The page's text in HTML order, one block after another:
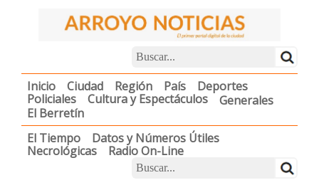
Inicio Ciudad Región País
Deportes
Policiales
Cultura y Espectáculos
Generales
El Berretín
El Tiempo
Datos y Números Útiles
Necrológicas
Radio On-Line